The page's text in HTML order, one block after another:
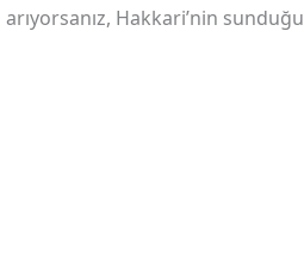
Hakkari’nin sunduğu